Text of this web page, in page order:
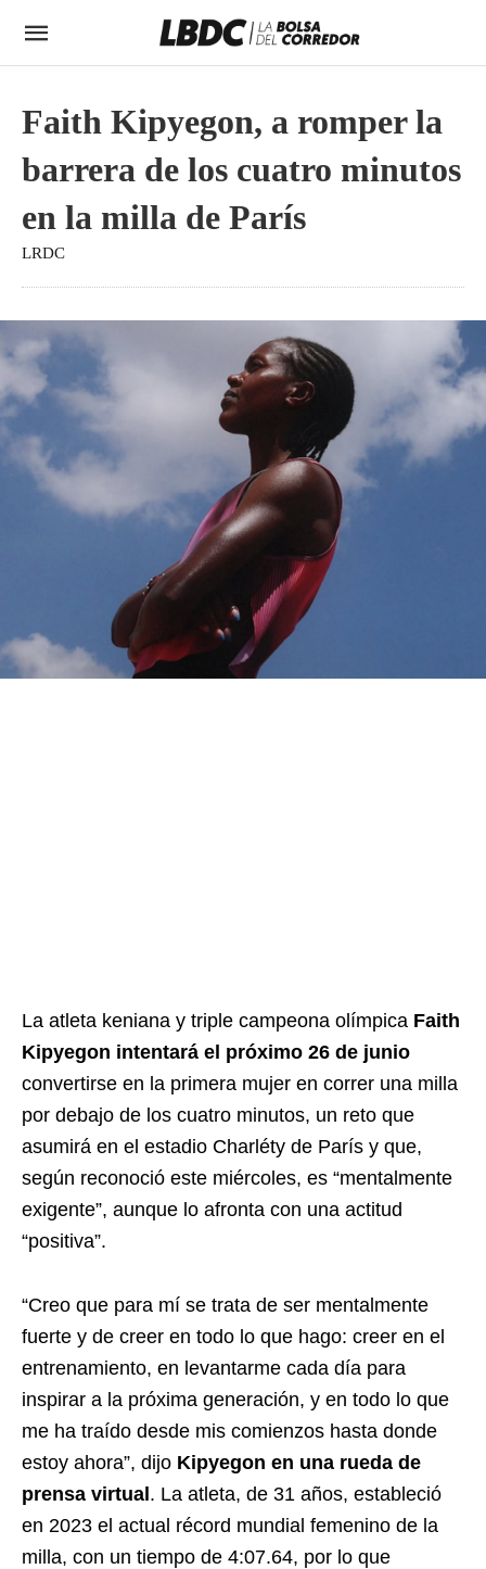
Faith Kipyegon, a romper la
barrera de los cuatro minutos
en la milla de París
LRDC
La atleta keniana y triple campeona olímpica Faith
Kipyegon intentará el próximo 26 de junio
convertirse en la primera mujer en correr una milla
por debajo de los cuatro minutos, un reto que
asumirá en el estadio Charléty de París y que,
según reconoció este miércoles, es “mentalmente
exigente”, aunque lo afronta con una actitud
“positiva”.
“Creo que para mí se trata de ser mentalmente
fuerte y de creer en todo lo que hago: creer en el
entrenamiento, en levantarme cada día para
inspirar a la próxima generación, y en todo lo que
me ha traído desde mis comienzos hasta donde
estoy ahora”, dijo Kipyegon en una rueda de
prensa virtual. La atleta, de 31 años, estableció
en 2023 el actual récord mundial femenino de la
milla, con un tiempo de 4:07.64, por lo que